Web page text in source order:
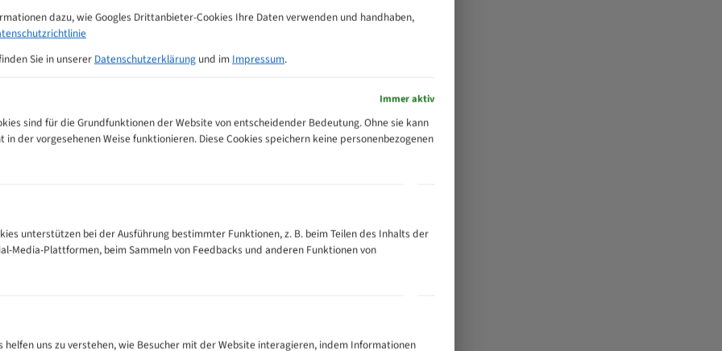
Tabelle
300
500
M (mm)
Zähne pro
dazu, wie Googles Drittanbieter-Cookies Ihre Daten verwenden und handhaben,
Sie in unserer Datenschutzerklärung und im Impressum.
Immer aktiv
sind für die Grundfunktionen der Website von entscheidender Bedeutung. Ohne sie kann
in der vorgesehenen Weise funktionieren. Diese Cookies speichern keine personenbezogenen
unterstützen bei der Ausführung bestimmter Funktionen, z. B. beim Teilen des Inhalts der
Media-Plattformen, beim Sammeln von Feedbacks und anderen Funktionen von
helfen uns zu verstehen, wie Besucher mit der Website interagieren, indem Informationen